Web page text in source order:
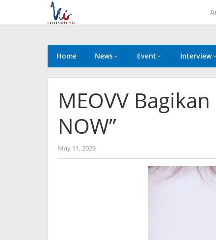
content
Home News Event Interview
MEOVV
NOW”
May 11, 2026by
anisrina